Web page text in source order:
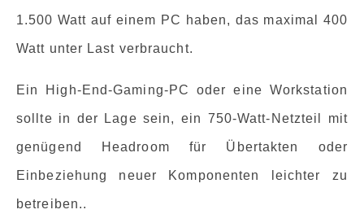
1.500 Watt auf einem PC haben, das maximal 400
Watt unter Last verbraucht.
Ein High-End-Gaming-PC oder eine Workstation
sollte in der Lage sein, ein 750-Watt-Netzteil mit
genügend Headroom für Übertakten oder
Einbeziehung neuer Komponenten leichter zu
betreiben..